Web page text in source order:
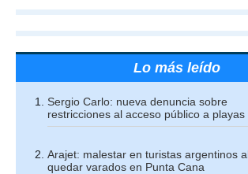
Lo más leído
Sergio Carlo: nueva denuncia sobre
restricciones al acceso público a playas
Arajet: malestar en turistas argentinos
quedar varados en Punta Cana